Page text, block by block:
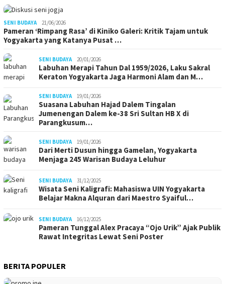
SENI BUDAYA 21/06/2026
Pameran ‘Rimpang Rasa’ di Kiniko Galeri: Kritik Tajam untuk
Yogyakarta yang Katanya Pusat …
SENI BUDAYA 20/01/2026
Labuhan Merapi Tahun Dal 1959/2026, Laku Sakral
Keraton Yogyakarta Jaga Harmoni Alam dan M…
SENI BUDAYA 19/01/2026
Suasana Labuhan Hajad Dalem Tingalan
Jumenengan Dalem ke-38 Sri Sultan HB X di
Parangkusum…
SENI BUDAYA 19/01/2026
Dari Merti Dusun hingga Gamelan, Yogyakarta
Menjaga 245 Warisan Budaya Leluhur
SENI BUDAYA 31/12/2025
Wisata Seni Kaligrafi: Mahasiswa UIN Yogyakarta
Belajar Makna Alquran dari Maestro Syaiful…
SENI BUDAYA 16/12/2025
Pameran Tunggal Alex Pracaya “Ojo Urik” Ajak Publik
Rawat Integritas Lewat Seni Poster
BERITA POPULER